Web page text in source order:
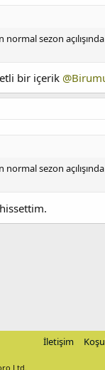
sezon
bir içerik
sezon
hissettim.
İletişim
Ltd.